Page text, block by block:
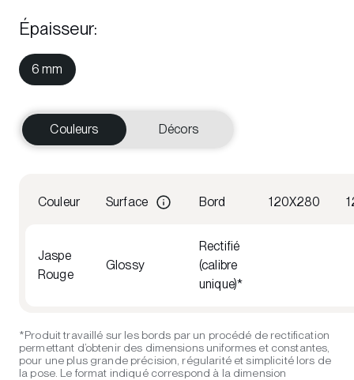
Épaisseur:
6 mm
Couleurs Décors
Couleur Surface Bord 120X280
Jaspe
Rouge
Glossy
Rectifié
(calibre
unique)*
*Produit travaillé sur les bords par un procédé de rectification
permettant d’obtenir des dimensions uniformes et constantes,
pour une plus grande précision, régularité et simplicité lors de
la pose. Le format indiqué correspond à la dimension